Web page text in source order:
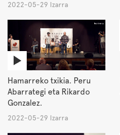
2022-05-29 Izarra
Hamarreko txikia. Peru
Abarrategi eta Rikardo
Gonzalez.
2022-05-29 Izarra